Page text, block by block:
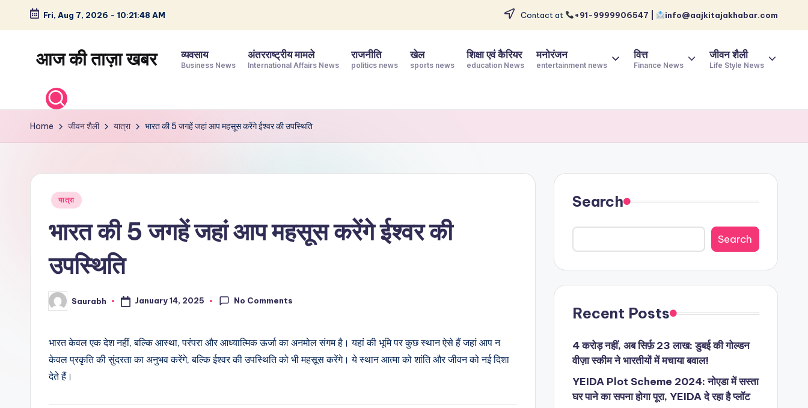
Skip
content
Fri, Aug 7, 2026 - 10:21:49 AM Contact at +91-9999906547 | info@aajkitajakhabar.com
आज की ताज़ा खबर
खेल,
व्यापार
विश्व
व्यवसाय
Business News
अंतरराष्ट्रीय मामले
International Affairs News
राजनीति
politics news
खेल
sports news
शिक्षा एवं कैरियर
education News
मनोरंजन
entertainment news
वित्त
Finance News
जीवन शैली
Life Style News
Home जीवन शैली यात्रा भारत की 5 जगहें जहां आप महसूस करेंगे ईश्वर की उपस्थिति
Posted
यात्रा
भारत की 5 जगहें जहां आप महसूस करेंगे ईश्वर की
उपस्थिति
Posted
by
Saurabh January 14, 2025 No Comments
भारत केवल एक देश नहीं, बल्कि आस्था, परंपरा और आध्यात्मिक ऊर्जा का अनमोल संगम है। यहां की भूमि पर कुछ स्थान ऐसे हैं जहां आप न
केवल प्रकृति की सुंदरता का अनुभव करेंगे, बल्कि ईश्वर की उपस्थिति को भी महसूस करेंगे। ये स्थान आत्मा को शांति और जीवन को नई दिशा
देते हैं।
Search
Search
Recent Posts
4 करोड़ नहीं, अब सिर्फ़ 23 लाख: डुबई की गोल्डन
वीज़ा स्कीम ने भारतीयों में मचाया बवाल!
YEIDA Plot Scheme 2024: नोएडा में सस्ता
घर पाने का सपना होगा पूरा, YEIDA दे रहा है प्लॉट